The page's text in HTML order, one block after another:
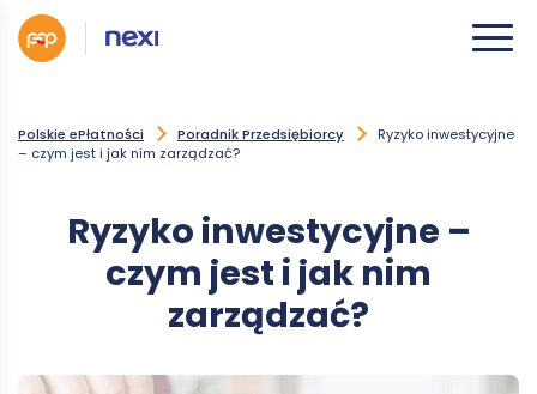
Polskie ePłatności Poradnik Przedsiębiorcy
Ryzyko inwestycyjne
– czym jest i jak nim zarządzać?
Ryzyko inwestycyjne –
czym jest i jak nim
zarządzać?